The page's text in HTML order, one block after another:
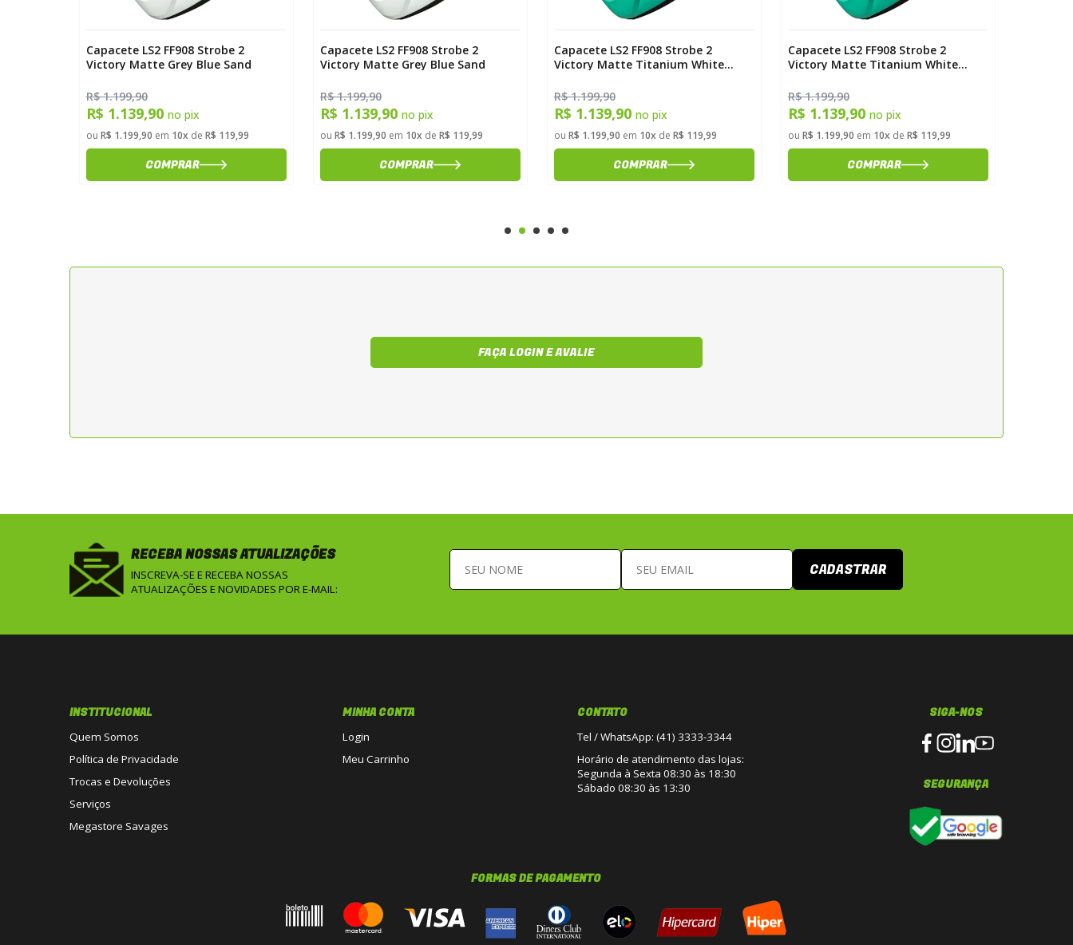
Capacete LS2 FF908 Strobe 2
Victory Matte Grey Blue Sand
R$ 1.199,90
R$ 1.139,90 no pix
ou R$ 1.199,90 em 10xde R$ 119,99
COMPRAR
Capacete LS2 FF908 Strobe 2
Victory Matte Grey Blue Sand
R$ 1.199,90
R$ 1.139,90 no pix
ou R$ 1.199,90 em 10xde R$ 119,99
COMPRAR
Capacete LS2 FF908 Strobe 2
Victory Matte Titanium White
R$ 1.199,90
R$ 1.139,90 no pix
ou R$ 1.199,90 em 10xde R$ 119,99
COMPRAR
Capacete LS2 FF908 Strobe 2
Victory Matte Titanium White
R$ 1.199,90
R$ 1.139,90 no pix
ou R$ 1.199,90 em 10xde R$ 119,99
COMPRAR
FAÇA LOGIN E AVALIE
RECEBA NOSSAS ATUALIZAÇÕES
INSCREVA-SE E RECEBA NOSSAS
ATUALIZAÇÕES E NOVIDADES POR E-MAIL:
CADASTRAR
INSTITUCIONAL
Quem Somos
Política de Privacidade
Trocas e Devoluções
Serviços
Megastore Savages
MINHA CONTA
Login
Meu Carrinho
CONTATO
Tel / WhatsApp: (41) 3333-3344
Horário de atendimento das lojas:
Segunda à Sexta 08:30 às 18:30
Sábado 08:30 às 13:30
SIGA-NOS
SEGURANÇA
FORMAS DE PAGAMENTO